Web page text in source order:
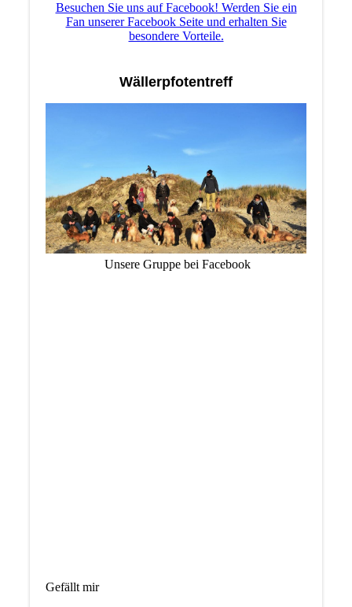
Besuchen Sie uns auf Facebook! Werden Sie ein
Fan unserer Facebook Seite und erhalten Sie
besondere Vorteile.
Wällerpfotentreff
Unsere Gruppe bei Facebook
Gefällt mir